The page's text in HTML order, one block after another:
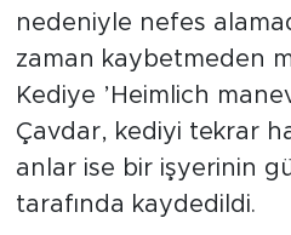
nedeniyle nefes
zaman kaybetmeden
Kediye ’Heimlich
Çavdar, kediyi tekrar
anlar ise bir işyerinin
tarafında kaydedildi.